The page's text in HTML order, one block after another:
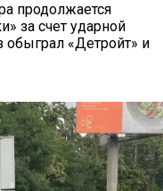
продолжается
за счет ударной
обыграл «Детройт» и